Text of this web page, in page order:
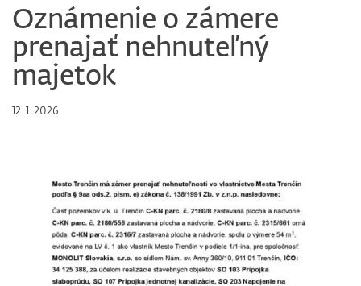
Oznámenie o zámere
prenajať nehnuteľný
majetok
12. 1. 2026